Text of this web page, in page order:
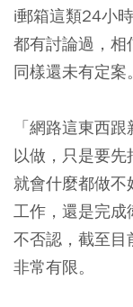
i郵箱這類24小
都有討論過，相
同樣還未有定案。
「網路這東西
以做，只是要先
就會什麼都做不
工作，還是完成
不否認，截至目
非常有限。